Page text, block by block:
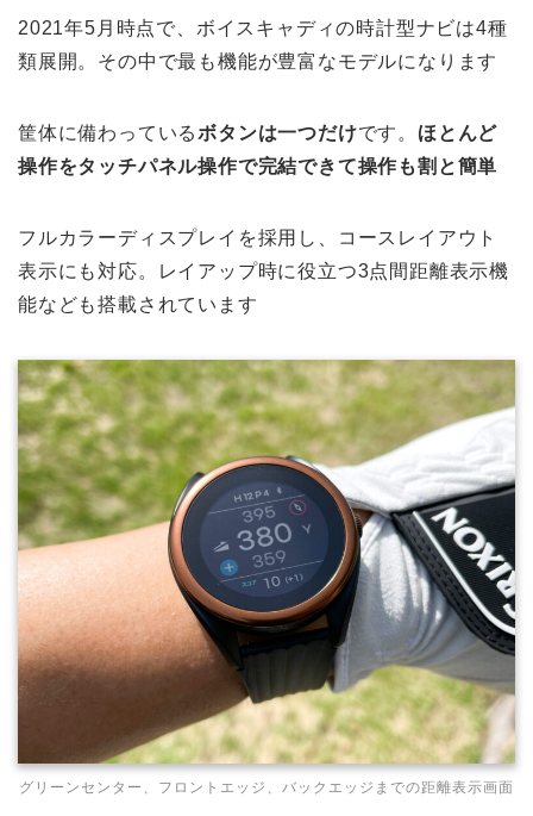
2021年5月時点で、ボイスキャディの時計型ナビは4種
類展開。その中で最も機能が豊富なモデルになります
筐体に備わっているボタンは一つだけです。 ほとんど
操作をタッチパネル操作で完結できて操作も割と簡単
フルカラーディスプレイを採用し、コースレイアウト
表示にも対応。レイアップ時に役立つ3点間距離表示機
能なども搭載されています
グリーンセンター、フロントエッジ、バックエッジまでの距離表示画面